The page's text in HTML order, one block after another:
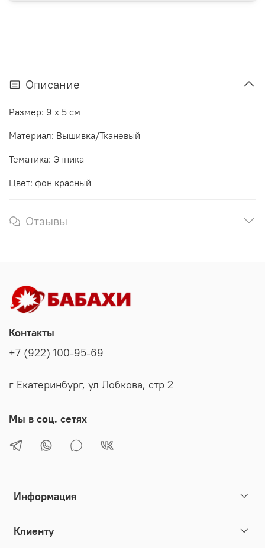
Описание
Размер: 9 х 5 см
Материал: Вышивка/Тканевый
Тематика: Этника
Цвет: фон красный
Отзывы
Информация
Клиенту
Контакты
+7 (922) 100-95-69
г Екатеринбург, ул Лобкова, стр 2
Мы в соц. сетях